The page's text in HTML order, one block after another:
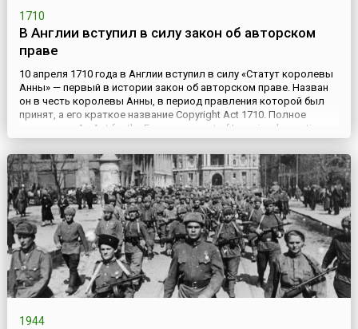
1710
В Англии вступил в силу закон об авторском
праве
10 апреля 1710 года в Англии вступил в силу «Статут королевы
Анны» — первый в истории закон об авторском праве. Назван
он в честь королевы Анны, в период правления которой был
принят, а его краткое название Copyright Act 1710. Полное
название — An Act for the Encouragement of Learning, by vesting
the Copies of Printed Books in the Authors or purchasers of such
Copies, during the Times therein ...
1944